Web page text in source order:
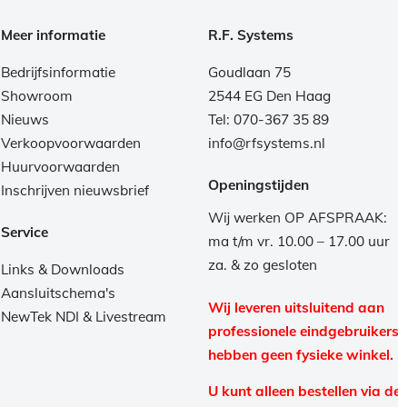
Meer informatie
Bedrijfsinformatie
Showroom
Nieuws
Verkoopvoorwaarden
Huurvoorwaarden
Inschrijven nieuwsbrief
Service
Links & Downloads
Aansluitschema's
NewTek NDI & Livestream
R.F. Systems
Goudlaan 75
2544 EG Den Haag
Tel: 070-367 35 89
info@rfsystems.nl
Openingstijden
Wij werken OP AFSPRAAK:
ma t/m vr. 10.00 – 17.00 uur
za. & zo gesloten
Wij leveren uitsluitend aan
professionele
hebben geen fysieke winkel.
U kunt alleen bestellen via